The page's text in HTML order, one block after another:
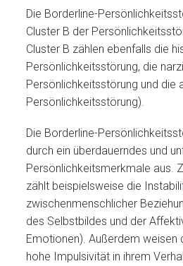
Die Borderline-
Cluster B der
Cluster B zählen ebenfalls die
Persönlichkeitsstörung, die
Persönlichkeitsstörung und die
Persönlichkeitsstörung).
Die Borderline-
durch ein überdauerndes und
Persönlichkeitsmerkmale aus.
zählt beispielsweise die
zwischenmenschlicher
des Selbstbildes und der
Emotionen). Außerdem weisen
hohe Impulsivität in ihrem